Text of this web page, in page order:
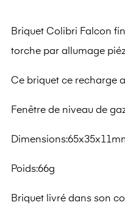
Briquet Colibri Falcon
torche par allumage
Ce briquet ce recharge
Fenêtre de niveau de
Poids:66g
Briquet livré dans son